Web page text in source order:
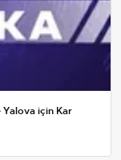
Yalova için Kar